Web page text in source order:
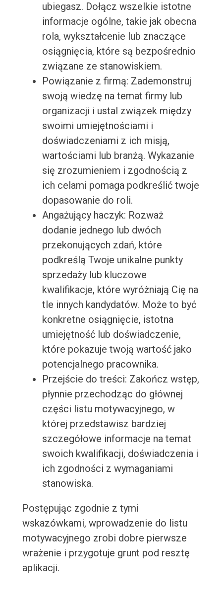
ubiegasz. Dołącz wszelkie istotne
informacje ogólne, takie jak obecna
rola, wykształcenie lub znaczące
osiągnięcia, które są bezpośrednio
związane ze stanowiskiem.
Powiązanie z firmą: Zademonstruj
swoją wiedzę na temat firmy lub
organizacji i ustal związek między
swoimi umiejętnościami i
doświadczeniami z ich misją,
wartościami lub branżą. Wykazanie
się zrozumieniem i zgodnością z
ich celami pomaga podkreślić twoje
dopasowanie do roli.
Angażujący haczyk: Rozważ
dodanie jednego lub dwóch
przekonujących zdań, które
podkreślą Twoje unikalne punkty
sprzedaży lub kluczowe
kwalifikacje, które wyróżniają Cię na
tle innych kandydatów. Może to być
konkretne osiągnięcie, istotna
umiejętność lub doświadczenie,
które pokazuje twoją wartość jako
potencjalnego pracownika.
Przejście do treści: Zakończ wstęp,
płynnie przechodząc do głównej
części listu motywacyjnego, w
której przedstawisz bardziej
szczegółowe informacje na temat
swoich kwalifikacji, doświadczenia i
ich zgodności z wymaganiami
stanowiska.
Postępując zgodnie z tymi
wskazówkami, wprowadzenie do listu
motywacyjnego zrobi dobre pierwsze
wrażenie i przygotuje grunt pod resztę
aplikacji.